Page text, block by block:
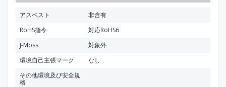
アスベスト
非含有
RoHS指令
対応RoHS6
J-Moss
対象外
環境自己主張マーク
なし
その他環境及び安全規
格